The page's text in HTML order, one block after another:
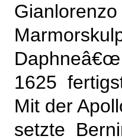
1625
Mit der
setzte